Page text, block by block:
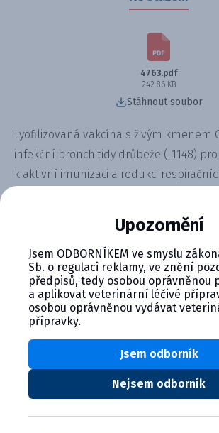
4763.pdf
242.86 KB
Stáhnout soubor
Lyofilizovaná vakcína s živým kmenem
infekční bronchitidy drůbeže (L1148)
k aktivní imunizaci a redukci
CYMEDICA PLUS:
SE VYPLÁCÍ
Staňte se členem věrnostního
Cymedica Plus a získejte exkluzivní
vaši veterinární praxi.
Upozornění
Jsem ODBORNÍKEM ve smyslu
Sb. o regulaci reklamy, ve znění
předpisů, tedy osobou oprávněnou
a aplikovat veterinární léčivé
osobou oprávněnou vydávat
přípravky.
Nejsem odborník
Jsem odborník